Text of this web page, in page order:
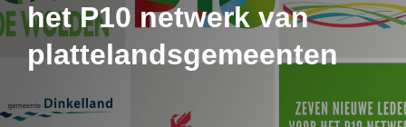
het P10 netwerk van
plattelandsgemeenten